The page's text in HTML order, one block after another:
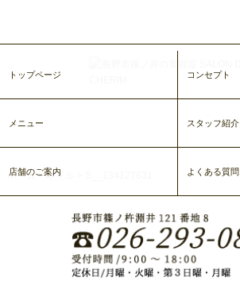
トップページ コンセプト
メニュー スタッフ紹介
店舗のご案内 よくある質問
ホーム>ネイル
S__134127631